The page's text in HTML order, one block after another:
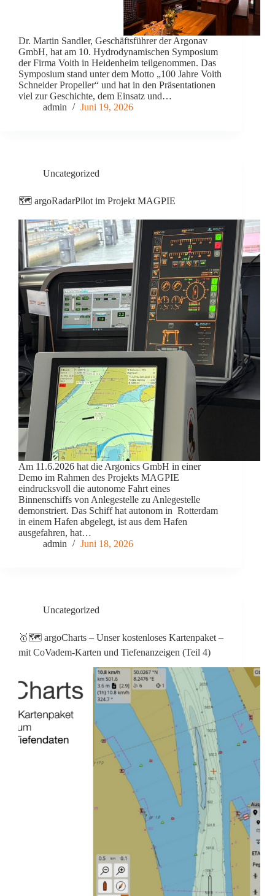
Dr. Martin Sandler, Geschäftsführer der Argonav
GmbH, hat am 10. Hydrodynamischen Symposium
der Firma Voith in Heidenheim teilgenommen. Das
Symposium stand unter dem Motto „100 Jahre Voith
Schneider Propeller“ und hat in den Präsentationen
viel zur Geschichte, dem Einsatz und…
admin
Juni 19, 2026
Uncategorized
🗺️ argoRadarPilot im Projekt MAGPIE
Am 11.6.2026 hat die Argonics GmbH in einer
Demo im Rahmen des Projekts MAGPIE
eindrucksvoll die autonome Fahrt eines
Binnenschiffs von Anlegestelle zu Anlegestelle
demonstriert. Das Schiff hat autonom in Rotterdam
in einem Hafen abgelegt, ist aus dem Hafen
ausgefahren, hat…
admin
Juni 18, 2026
Uncategorized
🥇🗺️ argoCharts – Unser kostenloses Kartenpaket –
mit CoVadem-Karten und Tiefenanzeigen (Teil 4)